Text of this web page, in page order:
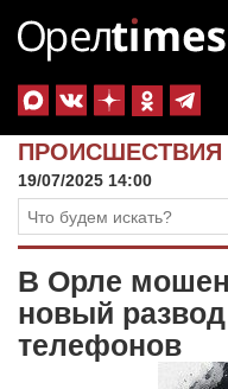
ПРОИСШЕСТВИЯ
19/07/2025 14:00
В Орле
новый
телефонов